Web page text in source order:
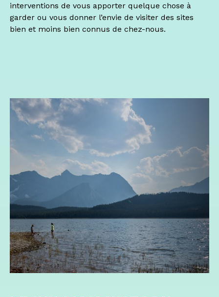
interventions de vous apporter quelque chose à
garder ou vous donner l’envie de visiter des sites
bien et moins bien connus de chez-nous.